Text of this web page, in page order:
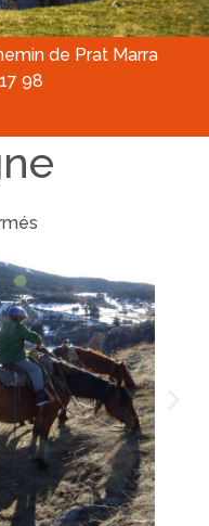
de Prat Marra
98